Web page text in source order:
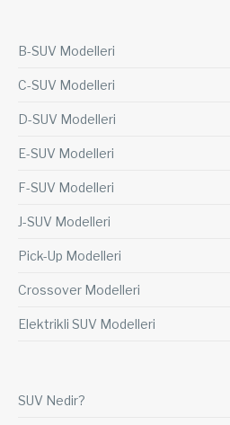
B-SUV Modelleri
C-SUV Modelleri
D-SUV Modelleri
E-SUV Modelleri
F-SUV Modelleri
J-SUV Modelleri
Pick-Up Modelleri
Crossover Modelleri
Elektrikli SUV Modelleri
SUV Nedir?